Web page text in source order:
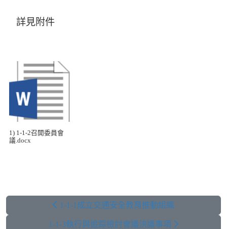
詳見附件
1) 1-1-2召開委員會
議.docx
1-1-1成立交通安全教育推動組織
1-1-3執行與追踪檢討會議決議事項